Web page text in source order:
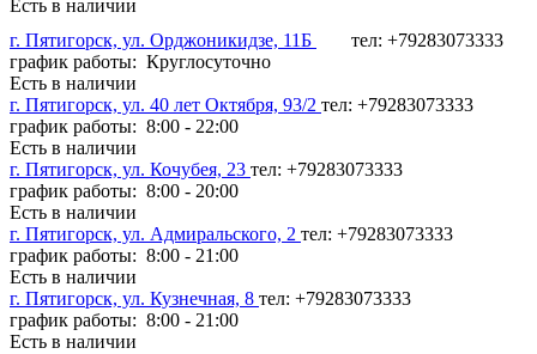
Есть в наличии
г. Пятигорск, ул. Орджоникидзе, 11Б
тел: +79283073333
график работы: Круглосуточно
Есть в наличии
г. Пятигорск, ул. 40 лет Октября, 93/2 тел: +79283073333
график работы: 8:00 - 22:00
Есть в наличии
г. Пятигорск, ул. Кочубея, 23 тел: +79283073333
график работы: 8:00 - 20:00
Есть в наличии
г. Пятигорск, ул. Адмиральского, 2 тел: +79283073333
график работы: 8:00 - 21:00
Есть в наличии
г. Пятигорск, ул. Кузнечная, 8 тел: +79283073333
график работы: 8:00 - 21:00
Есть в наличии